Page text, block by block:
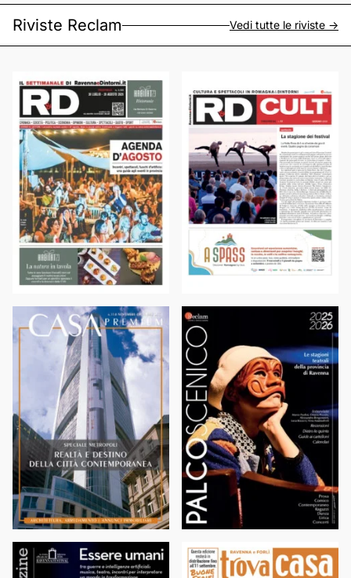
Riviste Reclam Vedi tutte le riviste ->